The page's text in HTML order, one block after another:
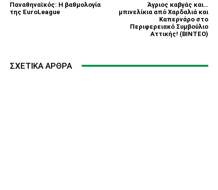
Παναθηναϊκός: Η βαθμολογία
της EuroLeague
Άγριος καβγάς και…
μπινελίκια από Χαρδαλιά και
Καπερνάρο στο
Περιφερειακό Συμβούλιο
Αττικής! (ΒΙΝΤΕΟ)
ΣΧΕΤΙΚΆ ΆΡΘΡΑ